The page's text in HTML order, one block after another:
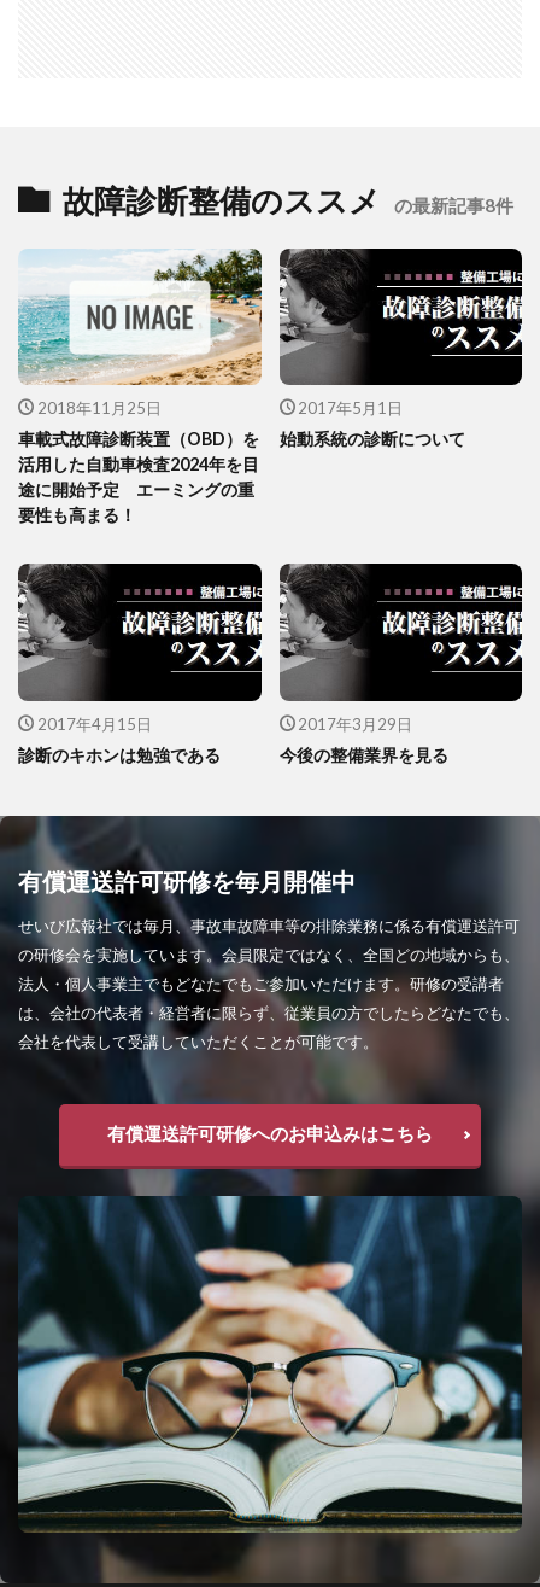
故障診断整備のススメ の最新記事8件
2018年11月25日
車載式故障診断装置（OBD）を
活用した自動車検査2024年を目
途に開始予定 エーミングの重
要性も高まる！
2017年5月1日
始動系統の診断について
2017年4月15日
診断のキホンは勉強である
2017年3月29日
今後の整備業界を見る
有償運送許可研修を毎月開催中
せいび広報社では毎月、事故車故障車等の排除業務に係る有償運送許可
の研修会を実施しています。会員限定ではなく、全国どの地域からも、
法人・個人事業主でもどなたでもご参加いただけます。研修の受講者
は、会社の代表者・経営者に限らず、従業員の方でしたらどなたでも、
会社を代表して受講していただくことが可能です。
有償運送許可研修へのお申込みはこちら